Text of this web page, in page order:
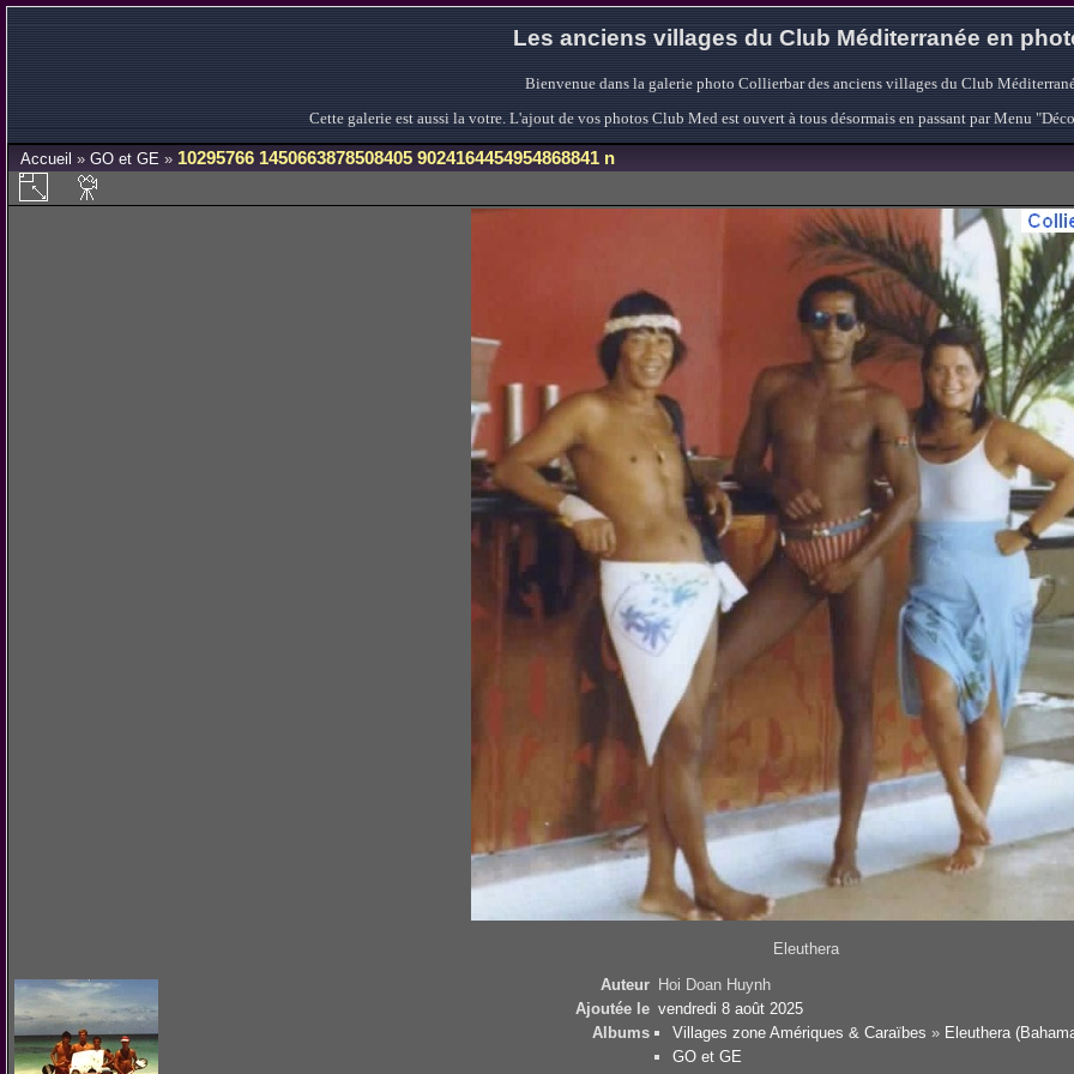
Les anciens villages du Club Méditerranée en
Bienvenue dans la galerie photo Collierbar des anciens villages du Club
Cette galerie est aussi la votre. L'ajout de vos photos Club Med est ouvert à tous désormais en passant par Menu
Accueil » GO et GE » 10295766 1450663878508405 9024164454954868841 n
Eleuthera
Auteur Hoi Doan Huynh
Ajoutée le vendredi 8 août 2025
Albums
Villages zone Amériques & Caraïbes » Eleuthera
GO et GE